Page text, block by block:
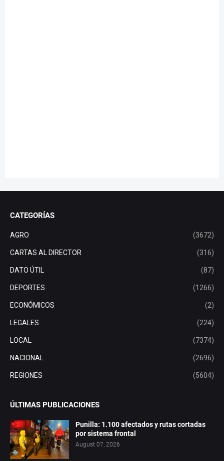
CATEGORÍAS
AGRO (3672)
CARTAS AL DIRECTOR (316)
DATO ÚTIL (87)
DEPORTES (1266)
ECONÓMICOS (2)
LEGALES (224)
LOCAL (7374)
NACIONAL (2696)
REGIONES (5604)
ÚLTIMAS PUBLICACIONES
Punilla: 1.100 afectados y rutas cortadas
por sistema frontal
August 07, 2026